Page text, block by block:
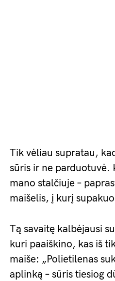
Tik vėliau supratau,
sūris ir ne parduotuvė.
mano stalčiuje –
maišelis, į kurį
Tą savaitę kalbėjausi
kuri paaiškino, kas iš
maiše: „Polietilenas
aplinką – sūris tiesiog